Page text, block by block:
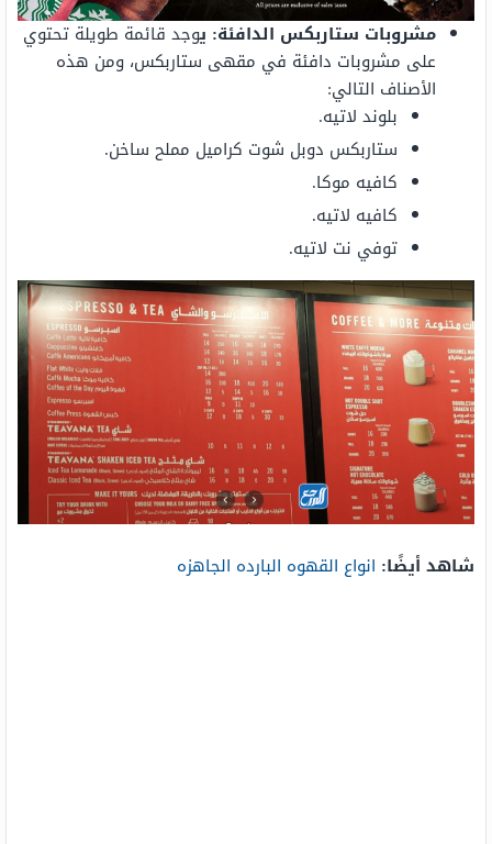
مشروبات ستاربكس الدافئة: يوجد قائمة طويلة تحتوي
على مشروبات دافئة في مقهى ستاربكس، ومن هذه
الأصناف التالي:
بلوند لاتيه.
ستاربكس دوبل شوت كراميل مملح ساخن.
كافيه موكا.
كافيه لاتيه.
توفي نت لاتيه.
شاهد أيضًا: انواع القهوه البارده الجاهزه